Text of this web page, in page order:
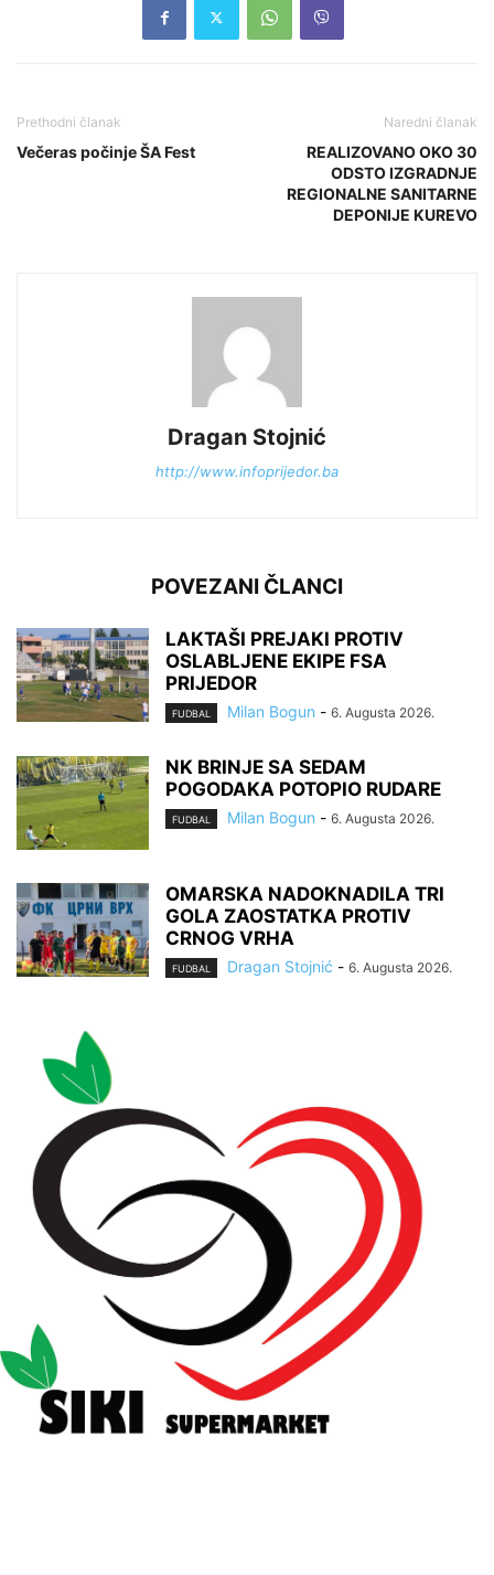
Prethodni članak
Večeras počinje ŠA Fest
Naredni članak
REALIZOVANO OKO 30
ODSTO IZGRADNJE
REGIONALNE SANITARNE
DEPONIJE KUREVO
Dragan Stojnić
http://www.infoprijedor.ba
POVEZANI ČLANCI
LAKTAŠI PREJAKI PROTIV
OSLABLJENE EKIPE FSA
PRIJEDOR
FUDBAL Milan Bogun - 6. Augusta 2026.
NK BRINJE SA SEDAM
POGODAKA POTOPIO RUDARE
FUDBAL Milan Bogun - 6. Augusta 2026.
OMARSKA NADOKNADILA TRI
GOLA ZAOSTATKA PROTIV
CRNOG VRHA
FUDBAL Dragan Stojnić - 6. Augusta 2026.